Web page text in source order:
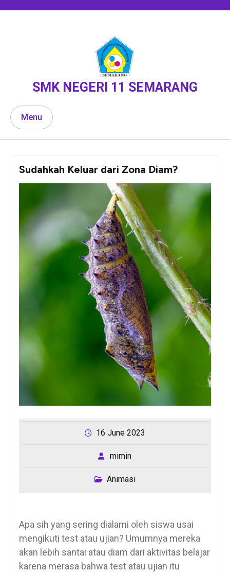
SMK NEGERI 11 SEMARANG
Menu
Sudahkah Keluar dari Zona Diam?
16 June 2023
mimin
Animasi
Apa sih yang sering dialami oleh siswa usai
mengikuti test atau ujian? Umumnya mereka
akan lebih santai atau diam dari aktivitas belajar
karena merasa bahwa test atau ujian itu